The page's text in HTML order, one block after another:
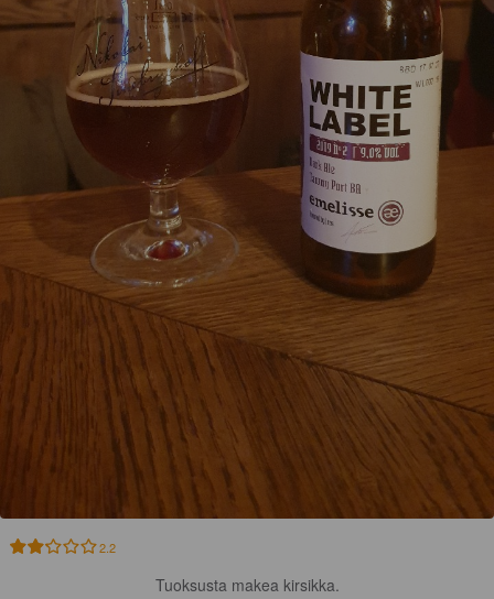
2.2
Tuoksusta makea kirsikka.